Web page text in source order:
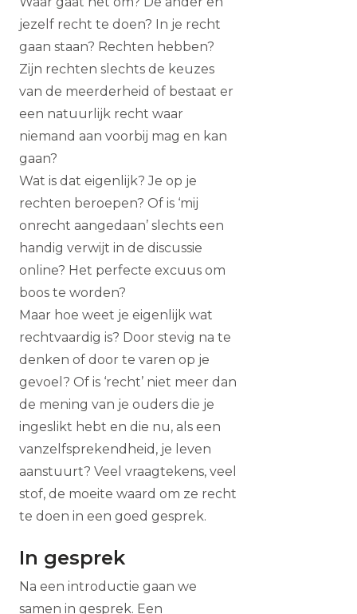
jezelf recht te doen? In je recht
gaan staan? Rechten hebben?
Zijn rechten slechts de keuzes
van de meerderheid of bestaat er
een natuurlijk recht waar
niemand aan voorbij mag en kan
gaan?
Wat is dat eigenlijk? Je op je
rechten beroepen? Of is ‘mij
onrecht aangedaan’ slechts een
handig verwijt in de discussie
online? Het perfecte excuus om
boos te worden?
Maar hoe weet je eigenlijk wat
rechtvaardig is? Door stevig na te
denken of door te varen op je
gevoel? Of is ‘recht’ niet meer dan
de mening van je ouders die je
ingeslikt hebt en die nu, als een
vanzelfsprekendheid, je leven
aanstuurt? Veel vraagtekens, veel
stof, de moeite waard om ze recht
te doen in een goed gesprek.
In gesprek
Na een introductie gaan we
samen in gesprek. Een